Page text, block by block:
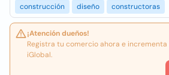
construcción
diseño constructoras
¡Atención dueños!
Registra tu comercio ahora e
iGlobal.